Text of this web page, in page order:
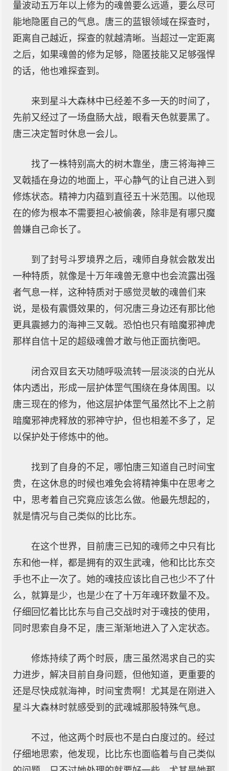
量波动五万年以上修为的魂兽要么远遁，要么尽可
能地隐匿自己的气息。唐三的蓝银领域在探查时，
距离自己越近，探查的就越清晰。当超过一定距离
之后，如果魂兽的修为足够，隐匿技能又足够强悍
的话，他也难探查到。
来到星斗大森林中已经差不多一天的时间了，
先前又经过了一场盘肠大战，眼看天色就要黑了。
唐三决定暂时休息一会儿。
找了一株特别高大的树木靠坐，唐三将海神三
叉戟插在身边的地面上，平心静气的让自己进入到
修炼状态。精神力内蕴到直径五十米范围。以他现
在的修为根本不需要担心被偷袭，除非是有哪只魔
兽嫌自己命长了。
到了封号斗罗境界之后，魂师自身就会散发出
一种特质，就像是十万年魂兽无意中也会流露出强
者气息一样，这种特质对于感觉灵敏的魂兽们来
说，是极有震慑效果的，何况唐三身边还有那比他
更具震撼力的海神三叉戟。恐怕也只有暗魔邪神虎
那样自信十足的超级魂兽才敢与他正面抗衡吧。
闭合双目玄天功随呼吸流转一层淡淡的白光从
体内透出，形成一层护体罡气围绕在身体周围。以
唐三现在的修为，他这层护体罡气虽然比不上之前
暗魔邪神虎释放的邪神守护，但也相差不多了，足
以保护处于修炼中的他。
找到了自身的不足，哪怕唐三知道自己时间宝
贵，在这休息的时候也难免会将精神集中在思考之
中，思考着自己究竟应该怎么做。他最先想起的，
就是情况与自己类似的比比东。
在这个世界，目前唐三已知的魂师之中只有比
东和他一样，都是拥有的双生武魂，他和比比东交
手也不止一次了。她的魂技应该比自己也少不了什
么，就算是少，也是少在了十万年魂环数量不及。
仔细回忆着比比东与自己交战时对于魂技的使用，
同时思索自身不足，唐三渐渐地进入了入定状态。
修炼持续了两个时辰，唐三虽然渴求自己的实
力进步，解决目前自身问题，但他知道，更重要的
还是尽快成就海神，时间宝贵啊！尤其是在刚进入
星斗大森林时就感受到的武魂城那股特殊气息。
不过，他这两个时辰也不是白白度过的。经过
仔细地思索，他发现，比比东也面临着与自己类似